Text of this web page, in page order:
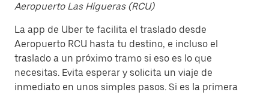
Aeropuerto Las Higueras (RCU)
La app de Uber te facilita el traslado desde
Aeropuerto RCU hasta tu destino, e incluso el
traslado a un próximo tramo si eso es lo que
necesitas. Evita esperar y solicita un viaje de
inmediato en unos simples pasos. Si es la primera